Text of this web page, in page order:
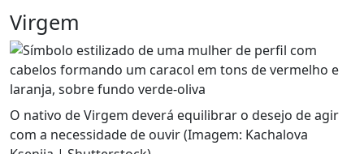
Virgem
O nativo de Virgem deverá equilibrar o desejo de agir
com a necessidade de ouvir (Imagem: Kachalova